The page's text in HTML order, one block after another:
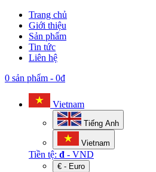
Trang chủ
Giới thiệu
Sản phẩm
Tin tức
Liên hệ
0 sản phẩm - 0đ
Vietnam
Tiếng Anh
Vietnam
Tiền tệ: đ - VND
€ - Euro